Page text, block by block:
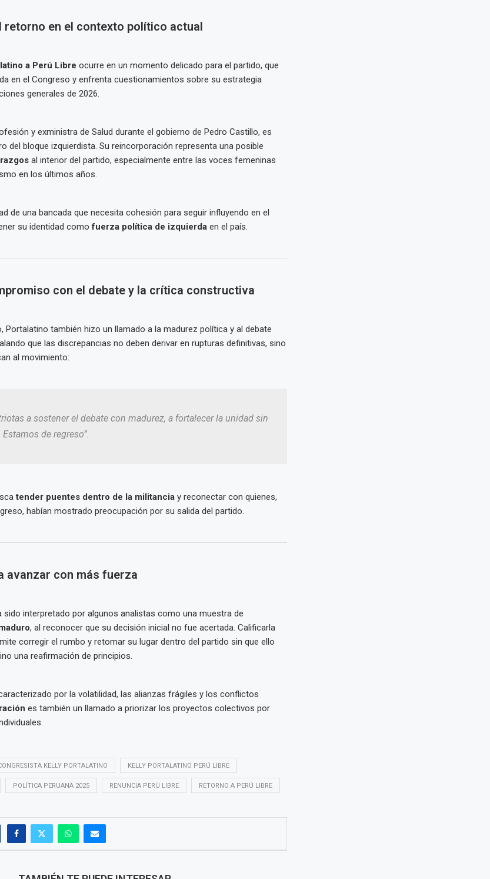
retorno en el contexto político actual
a Perú Libre ocurre en un momento delicado para el partido, que
en el Congreso y enfrenta cuestionamientos sobre su estrategia
generales de 2026.
y exministra de Salud durante el gobierno de Pedro Castillo, es
del bloque izquierdista. Su reincorporación representa una posible
al interior del partido, especialmente entre las voces femeninas
en los últimos años.
de una bancada que necesita cohesión para seguir influyendo en el
su identidad comofuerza política de izquierdaen el país.
con el debate y la crítica constructiva
Portalatino también hizo un llamado a la madurez política y al debate
que las discrepancias no deben derivar en rupturas definitivas, sino
al movimiento:
a sostener el debate con madurez, a fortalecer la unidad sin
de regreso”.
tender puentes dentro de la militanciay reconectar con quienes,
habían mostrado preocupación por su salida del partido.
avanzar con más fuerza
sido interpretado por algunos analistas como una muestra de
, al reconocer que su decisión inicial no fue acertada. Calificarla
corregir el rumbo y retomar su lugar dentro del partido sin que ello
una reafirmación de principios.
por la volatilidad, las alianzas frágiles y los conflictos
es también un llamado a priorizar los proyectos colectivos por
KELLY PORTALATINO KELLY PORTALATINO PERÚ LIBRE
POLÍTICA PERUANA 2025 RENUNCIA PERÚ LIBRE RETORNO A PERÚ LIBRE